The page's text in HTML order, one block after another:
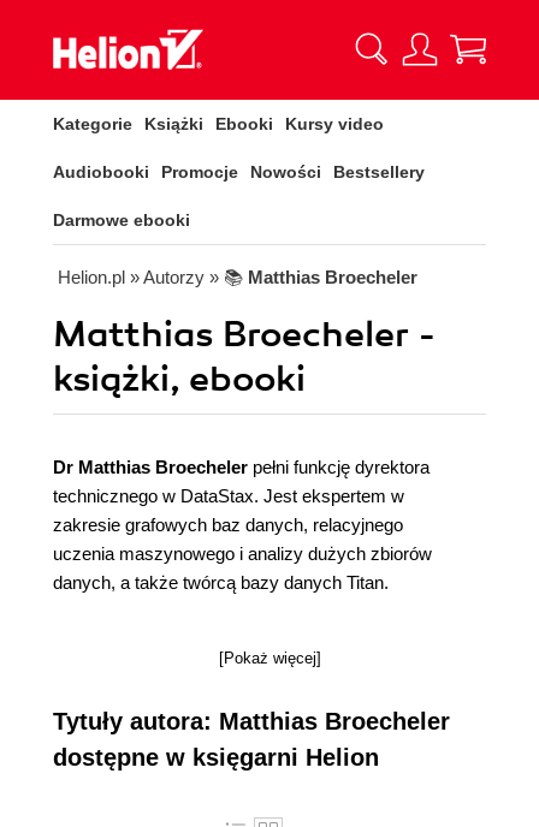
Kategorie Książki Ebooki Kursy video
Audiobooki Promocje Nowości Bestsellery
Darmowe ebooki
Helion.pl » Autorzy » 📚 Matthias Broecheler
Matthias Broecheler -
książki, ebooki
Dr Matthias Broecheler pełni funkcję dyrektora
technicznego w DataStax. Jest ekspertem w
zakresie grafowych baz danych, relacyjnego
uczenia maszynowego i analizy dużych zbiorów
danych, a także twórcą bazy danych Titan.
[Pokaż więcej]
Tytuły autora: Matthias Broecheler
dostępne w księgarni Helion